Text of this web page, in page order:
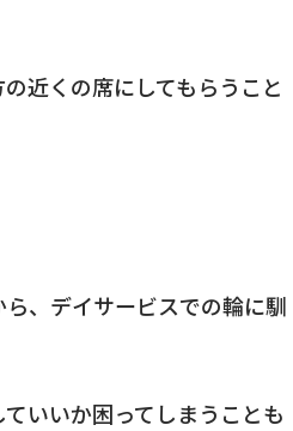
近くの席にしてもらうこと
、デイサービスでの輪に馴
いいか困ってしまうことも